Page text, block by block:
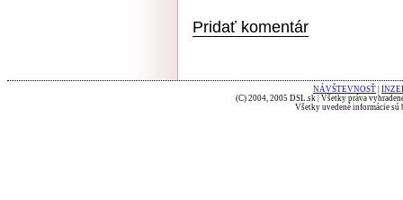
Pridať komentár
NÁVŠTEVNOSŤ
(C) 2004, 2005 DSL.sk | Všetky práva
Všetky uvedené informácie sú